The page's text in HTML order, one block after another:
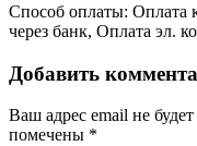
Способ оплаты: Оплата
через банк, Оплата эл.
Добавить
Ваш адрес email не
помечены *